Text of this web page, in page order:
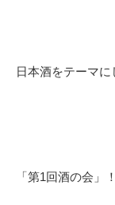
日本酒をテーマに
「第1回酒の会」